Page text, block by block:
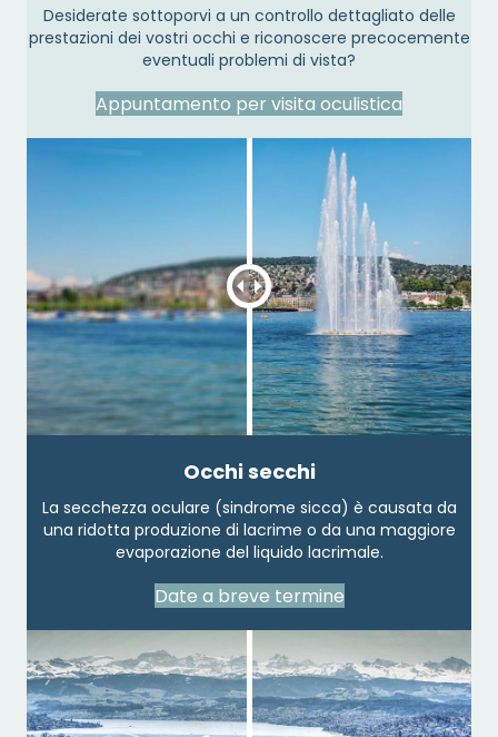
Desiderate sottoporvi a un controllo dettagliato delle
prestazioni dei vostri occhi e riconoscere precocemente
eventuali problemi di vista?
Appuntamento per visita oculistica
Occhi secchi
La secchezza oculare (sindrome sicca) è causata da
una ridotta produzione di lacrime o da una maggiore
evaporazione del liquido lacrimale.
Date a breve termine